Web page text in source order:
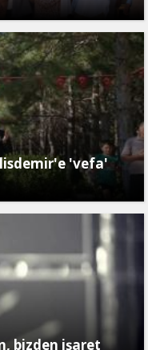
'vefa'
bizden işaret